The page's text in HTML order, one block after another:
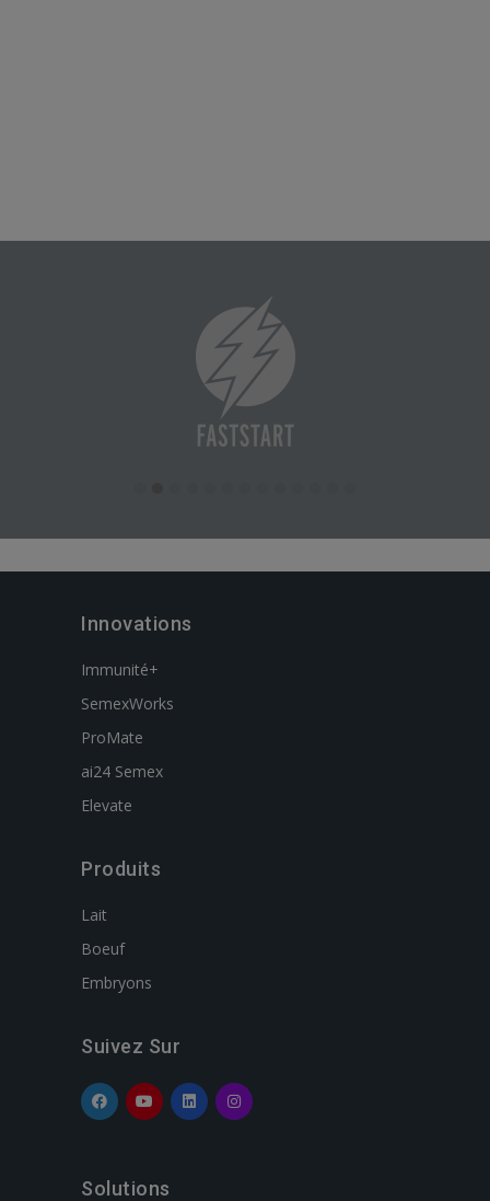
Innovations
Immunité+
SemexWorks
ProMate
ai24 Semex
Elevate
Produits
Lait
Boeuf
Embryons
Suivez Sur
Solutions